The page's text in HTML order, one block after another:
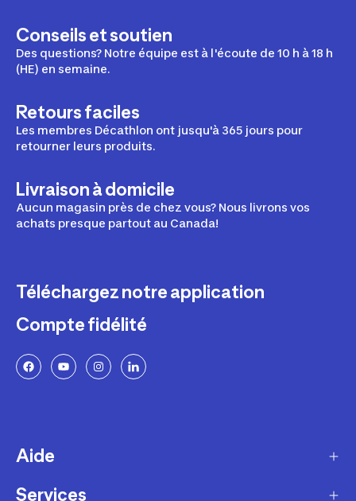
Conseils et soutien
Des questions? Notre équipe est à l'écoute de 10 h à 18 h
(HE) en semaine.
Retours faciles
Les membres Décathlon ont jusqu'à 365 jours pour
retourner leurs produits.
Livraison à domicile
Aucun magasin près de chez vous? Nous livrons vos
achats presque partout au Canada!
Téléchargez notre application
Compte fidélité
Aide
Livraison
Services